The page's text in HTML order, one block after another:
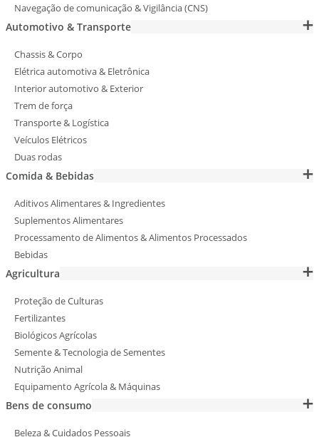
Navegação de comunicação & Vigilância (CNS)
Automotivo & Transporte
Chassis & Corpo
Elétrica automotiva & Eletrônica
Interior automotivo & Exterior
Trem de força
Transporte & Logística
Veículos Elétricos
Duas rodas
Comida & Bebidas
Aditivos Alimentares & Ingredientes
Suplementos Alimentares
Processamento de Alimentos & Alimentos Processados
Bebidas
Agricultura
Proteção de Culturas
Fertilizantes
Biológicos Agrícolas
Semente & Tecnologia de Sementes
Nutrição Animal
Equipamento Agrícola & Máquinas
Bens de consumo
Beleza & Cuidados Pessoais